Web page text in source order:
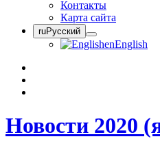
Контакты
Карта сайта
ruРусский
enEnglish
Новости 2020